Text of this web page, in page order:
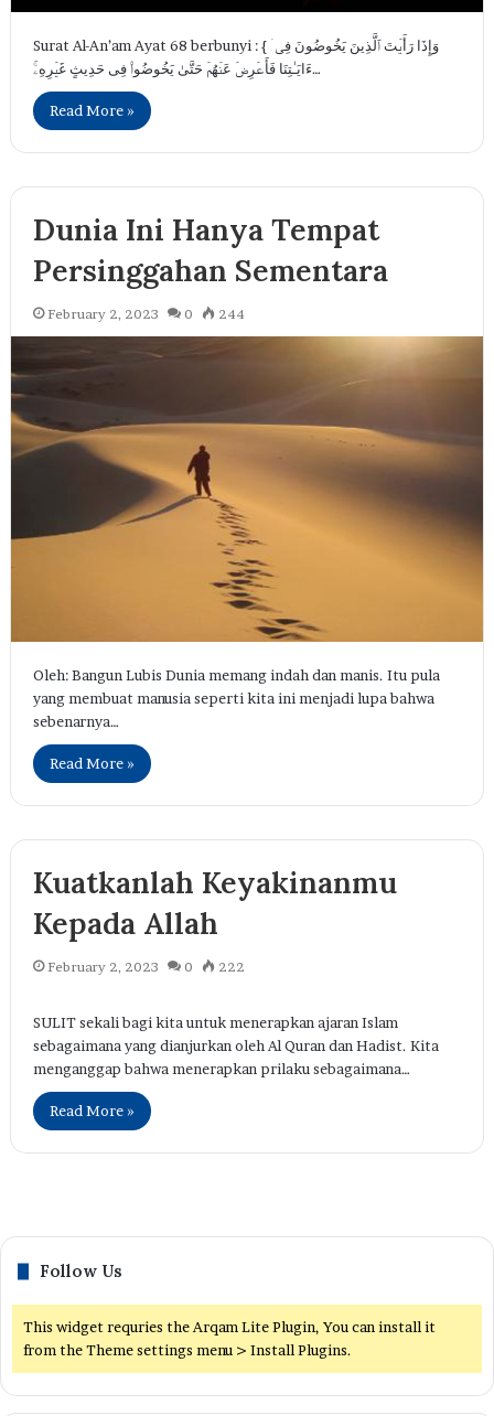
Surat Al-An’am Ayat 68 berbunyi : { وَإِذَا رَأَیۡتَ ٱلَّذِینَ یَخُوضُونَ فِیۤ
ءَایَـٰتِنَا فَأَعۡرِضۡ عَنۡهُمۡ حَتَّىٰ یَخُوضُوا۟ فِی حَدِیثٍ غَیۡرِهِۦۚ…
Read More »
Dunia Ini Hanya Tempat
Persinggahan Sementara
February 2, 2023 0 244
Oleh: Bangun Lubis Dunia memang indah dan manis. Itu pula
yang membuat manusia seperti kita ini menjadi lupa bahwa
sebenarnya…
Read More »
Kuatkanlah Keyakinanmu
Kepada Allah
February 2, 2023 0 222
SULIT sekali bagi kita untuk menerapkan ajaran Islam
sebagaimana yang dianjurkan oleh Al Quran dan Hadist. Kita
menganggap bahwa menerapkan prilaku sebagaimana…
Read More »
Follow Us
This widget requries the Arqam Lite Plugin, You can install it
from the Theme settings menu > Install Plugins.